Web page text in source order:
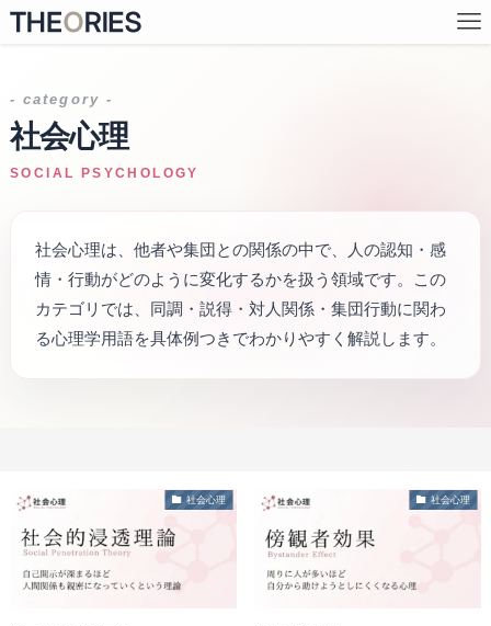
- category -
社会心理
SOCIAL PSYCHOLOGY
社会心理は、他者や集団との関係の中で、人の認知・感
情・行動がどのように変化するかを扱う領域です。この
カテゴリでは、同調・説得・対人関係・集団行動に関わ
る心理学用語を具体例つきでわかりやすく解説します。
社会心理 社会心理